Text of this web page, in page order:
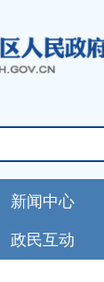
新闻中心
政民互动